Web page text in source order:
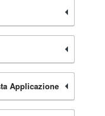
Applicazione